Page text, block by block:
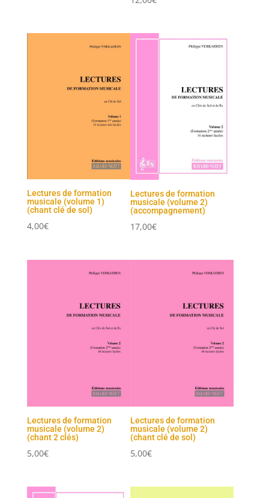
Lectures de formation
musicale (volume 1)
(chant clé de sol)
4,00€
Lectures de formation
musicale (volume 2)
(accompagnement)
17,00€
Lectures de formation
musicale (volume 2)
(chant 2 clés)
5,00€
Lectures de formation
musicale (volume 2)
(chant clé de sol)
5,00€